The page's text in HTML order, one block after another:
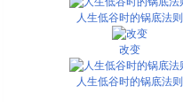
人生低谷时的锅底法则
改变
人生低谷时的锅底法则